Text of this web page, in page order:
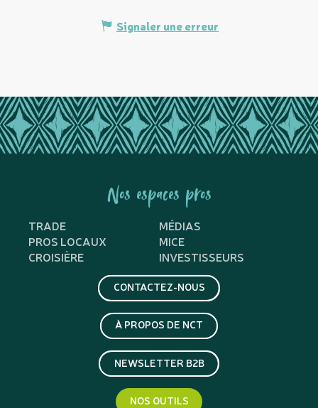
Signaler une erreur
Nos espaces pros
TRADE
MÉDIAS
PROS LOCAUX
MICE
CROISIÈRE
INVESTISSEURS
CONTACTEZ-NOUS
À PROPOS DE NCT
NEWSLETTER B2B
NOS OUTILS